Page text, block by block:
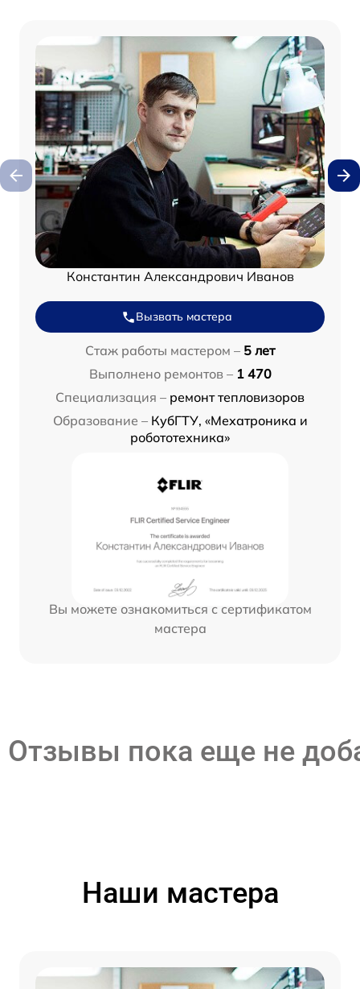
Константин Александрович Иванов
Вызвать мастера
Стаж работы мастером – 5 лет
Выполнено ремонтов – 1 470
Специализация – ремонт тепловизоров
Образование – КубГТУ, «Мехатроника и
робототехника»
Вы можете ознакомиться с сертификатом
мастера
Отзывы пока еще не
Наши мастера